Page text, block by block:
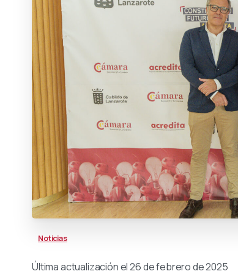
Noticias
Última actualización el 26 de febrero de 2025